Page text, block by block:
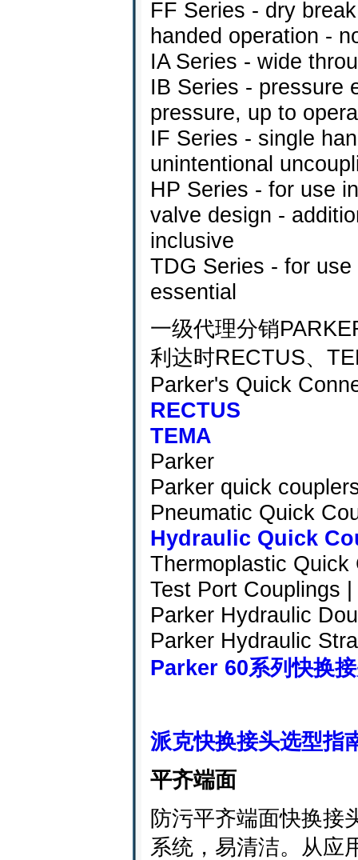
FF Series - dry
handed operation -
IA Series - wide
IB Series - pressure
pressure, up to
IF Series - single
unintentional
HP Series - for use
valve design -
inclusive
TDG Series - for
essential
一级代理分销
利达时RECTUS、
Parker's Quick
RECTUS
TEMA
Parker
Parker quick
Pneumatic Quick
Hydraulic Quick
Thermoplastic Quick
Test Port Couplings
Parker Hydraulic
Parker Hydraulic
Parker 60系列快换
派克快换接头选型指
平齐端面
防污平齐端面快换接
系统，易清洁。从应